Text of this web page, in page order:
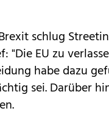
schlug
"Die EU zu
habe dazu
sei. Darüber